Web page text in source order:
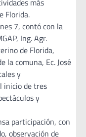
más
Florida.
7, contó con la
Ing. Agr.
de Florida,
la comuna, Ec. José
y
inicio de tres
y
participación, con
observación de